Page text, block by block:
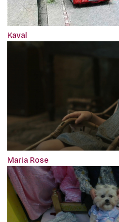
Kaval
Maria Rose